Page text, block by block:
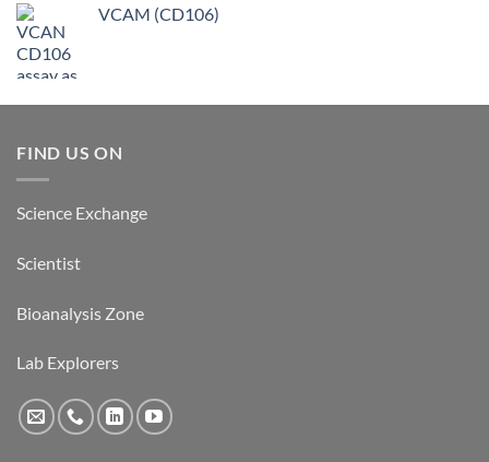
VCAM (CD106)
FIND US ON
Science Exchange
Scientist
Bioanalysis Zone
Lab Explorers